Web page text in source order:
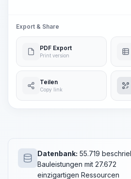
Export & Share
PDF Export
Print version
Teilen
Copy link
Datenbank: 55.719
Bauleistungen mit 27.672
einzigartigen Ressourcen